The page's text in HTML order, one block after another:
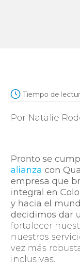
Tiempo de
Por Natalie
Pronto se
alianza con
empresa que
integral en
y hacia el
decidimos dar
fortalecer
nuestros
vez más r
inclusivas.